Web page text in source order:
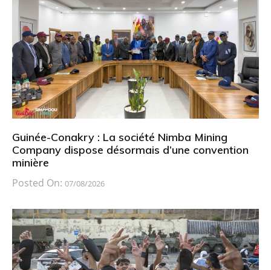
Guinée-Conakry : La société Nimba Mining
Company dispose désormais d’une convention
minière
Posted On: 07/08/2026